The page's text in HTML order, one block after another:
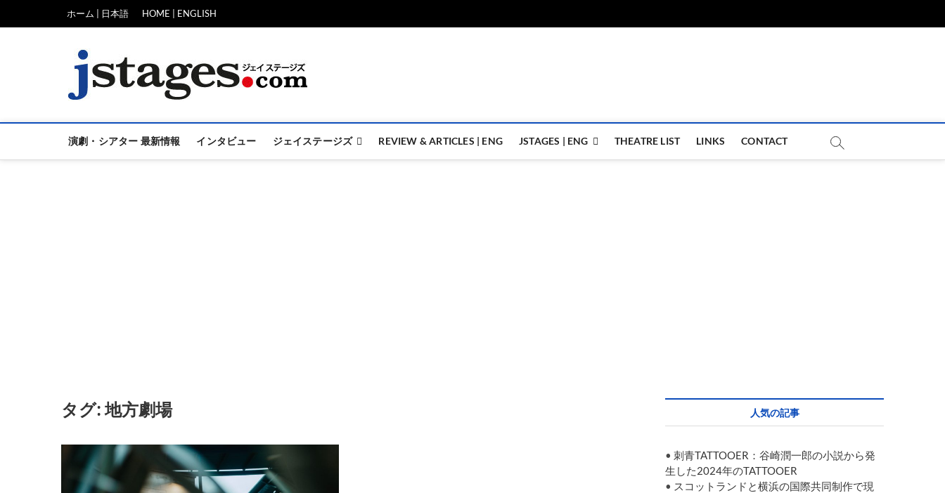
ホーム | 日本語 HOME | ENGLISH
演劇・シアター 最新情報 インタビュー ジェイステージズ REVIEW & ARTICLES | ENG JSTAGES | ENG THEATRE LIST LINKS CONTACT
タグ:地方劇場 人気の記事
• 刺青TATTOOER：谷崎潤一郎の小説から発
生した2024年のTATTOOER
• スコットランドと横浜の国際共同制作で現